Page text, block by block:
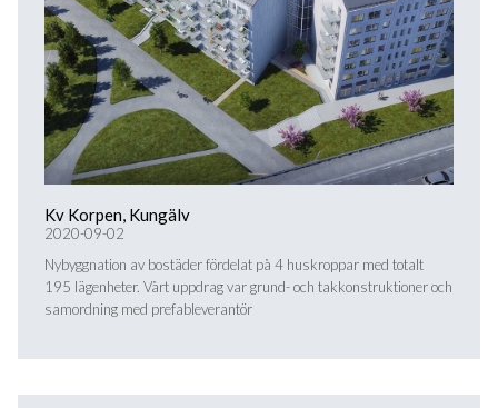
Kv Korpen, Kungälv
2020-09-02
Nybyggnation av bostäder fördelat på 4 huskroppar med totalt
195 lägenheter. Vårt uppdrag var grund- och takkonstruktioner och
samordning med prefableverantör